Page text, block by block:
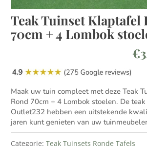
Teak Tuinset Klaptafel
70cm + 4 Lombok
€
Maak uw tuin compleet met deze Teak
Rond 70cm + 4 Lombok stoelen. De
Outlet232 hebben een uitstekende
jaren kunt genieten van uw
Categorie:Teak Tuinsets Ronde Tafels